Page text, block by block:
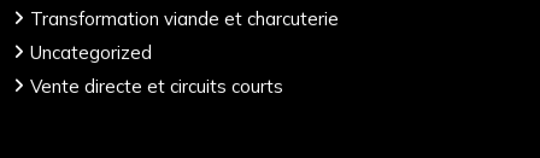
Transformation viande et charcuterie
Uncategorized
Vente directe et circuits courts